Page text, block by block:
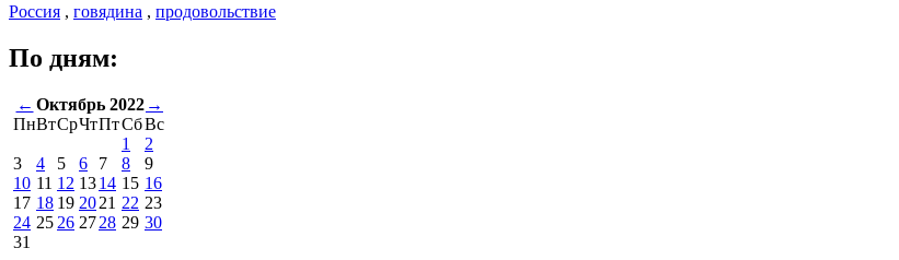
Россия , говядина , продовольствие
По дням:
← Октябрь 2022 →
ПнВтСрЧтПтСбВс
1
2
3
4 5 6 7 8
9
10 11 12 1314 15 16
17 18 19 2021 22 23
24 25 26 2728 29 30
31